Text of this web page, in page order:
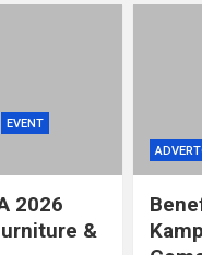
EVENT
2026
&